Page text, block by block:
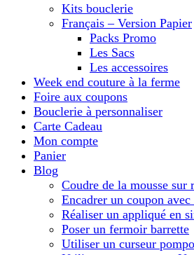
Kits bouclerie
Français – Version Papier
Packs Promo
Les Sacs
Les accessoires
Week end couture à la ferme
Foire aux coupons
Bouclerie à personnaliser
Carte Cadeau
Mon compte
Panier
Blog
Coudre de la mousse sur
Encadrer un coupon
Réaliser un appliqué en
Poser un fermoir barrette
Utiliser un curseur